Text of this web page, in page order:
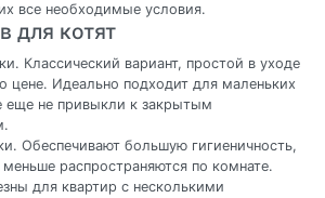
все необходимые условия.
для котят
Классический вариант, простой в уходе
цене. Идеально подходит для маленьких
еще не привыкли к закрытым
Обеспечивают большую гигиеничность,
меньше распространяются по комнате.
для квартир с несколькими